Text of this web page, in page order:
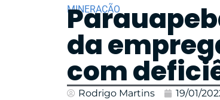
MINERAÇÃO
da
com
Rodrigo Martins 19/01/